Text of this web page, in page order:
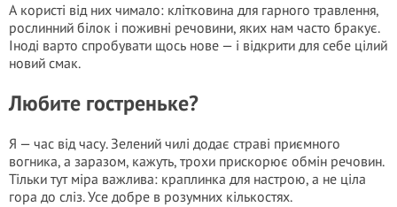
А користі від них чимало: клітковина для гарного травлення,
рослинний білок і поживні речовини, яких нам часто бракує.
Іноді варто спробувати щось нове — і відкрити для себе цілий
новий смак.
Любите гостреньке?
Я — час від часу. Зелений чилі додає страві приємного
вогника, а заразом, кажуть, трохи прискорює обмін речовин.
Тільки тут міра важлива: краплинка для настрою, а не ціла
гора до сліз. Усе добре в розумних кількостях.